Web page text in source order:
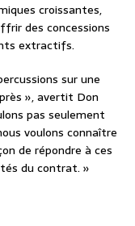
croissantes,
des concessions
extractifs.
sur une
», avertit Don
pas seulement
voulons connaître
de répondre à ces
du contrat. »